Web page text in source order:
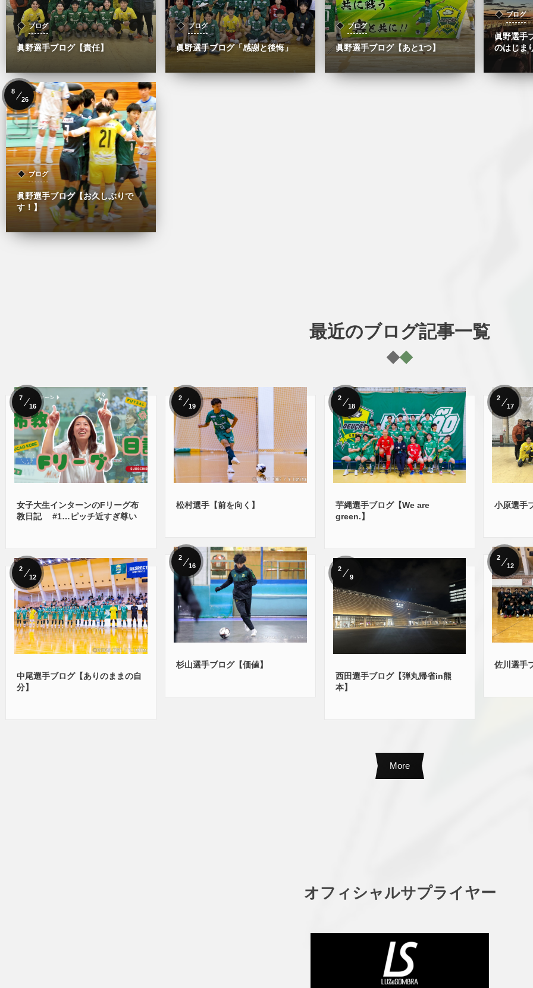
ブログ
眞野選手ブログ【責任】
ブログ
眞野選手ブログ「感謝と後悔」
ブログ
眞野選手ブログ【あと1つ】
ブログ
眞野選手
のはじま
ブログ
眞野選手ブログ【お久しぶりで
す！】
8
26
最近のブログ記事一覧
女子大生インターンのFリーグ布
教日記 #1…ピッチ近すぎ尊い
7
16
松村選手【前を向く】
2
19
芋縄選手ブログ【We are
green.】
2
18
小原選手
2
17
杉山選手ブログ【価値】
2
16
佐川選手
2
12
中尾選手ブログ【ありのままの自
分】
2
12
西田選手ブログ【弾丸帰省in熊
本】
2
9
More
オフィシャルサプライヤー